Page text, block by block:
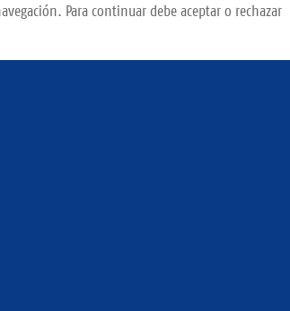
Para continuar debe aceptar o rechazar